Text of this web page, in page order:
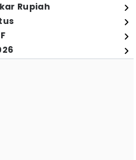
Rupiah